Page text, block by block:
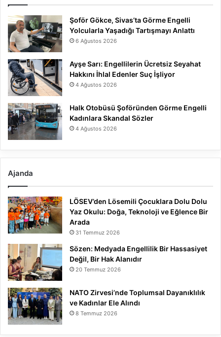
Şoför Gökce, Sivas’ta Görme Engelli
Yolcularla Yaşadığı Tartışmayı Anlattı
6 Ağustos 2026
Ayşe Sarı: Engellilerin Ücretsiz Seyahat
Hakkını İhlal Edenler Suç İşliyor
4 Ağustos 2026
Halk Otobüsü Şoföründen Görme Engelli
Kadınlara Skandal Sözler
4 Ağustos 2026
Ajanda
LÖSEV’den Lösemili Çocuklara Dolu Dolu
Yaz Okulu: Doğa, Teknoloji ve Eğlence Bir
Arada
31 Temmuz 2026
Sözen: Medyada Engellilik Bir Hassasiyet
Değil, Bir Hak Alanıdır
20 Temmuz 2026
NATO Zirvesi’nde Toplumsal Dayanıklılık
ve Kadınlar Ele Alındı
8 Temmuz 2026